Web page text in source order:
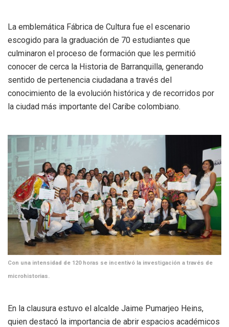
La emblemática Fábrica de Cultura fue el escenario
escogido para la graduación de 70 estudiantes que
culminaron el proceso de formación que les permitió
conocer de cerca la Historia de Barranquilla, generando
sentido de pertenencia ciudadana a través del
conocimiento de la evolución histórica y de recorridos por
la ciudad más importante del Caribe colombiano.
Con una intensidad de 120 horas se incentivó la investigación a través de
microhistorias.
En la clausura estuvo el alcalde Jaime Pumarjeo Heins,
quien destacó la importancia de abrir espacios académicos